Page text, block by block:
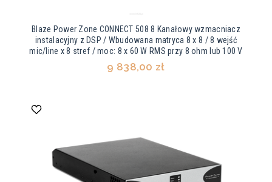
Blaze Power Zone CONNECT 508 8 Kanałowy wzmacniacz
instalacyjny z DSP / Wbudowana matryca 8 x 8 / 8 wejść
mic/line x 8 stref / moc: 8 x 60 W RMS przy 8 ohm lub 100 V
9 838,00 zł